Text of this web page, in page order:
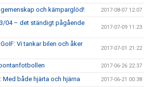
och kämparglöd! 2017-08-07 12:07
04 – det ständigt pågående
2017-07-09 11:23
Vi tankar bilen och åker
2017-07-01 21:22
2017-06-26 22:37
Med både hjärta och hjärna 2017-06-21 00:38